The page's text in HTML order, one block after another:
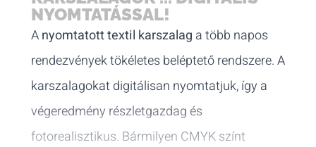
NYOMTATÁSSAL!
Anyomtatott textil karszalag a több napos
rendezvények tökéletes beléptető rendszere. A
karszalagokat digitálisan nyomtatjuk, így a
végeredmény részletgazdag és
fotorealisztikus. Bármilyen CMYK színt